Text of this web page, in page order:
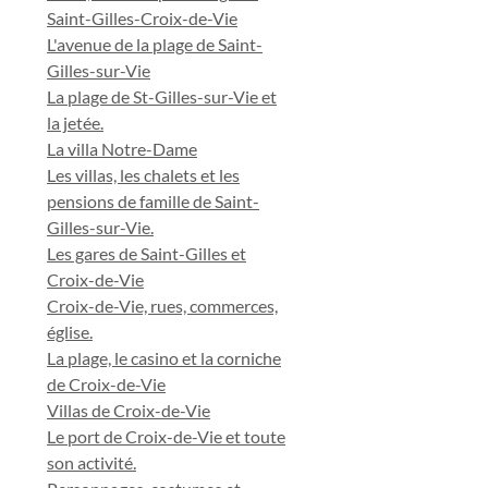
Saint-Gilles-Croix-de-Vie
L'avenue de la plage de Saint-
Gilles-sur-Vie
La plage de St-Gilles-sur-Vie et
la jetée.
La villa Notre-Dame
Les villas, les chalets et les
pensions de famille de Saint-
Gilles-sur-Vie.
Les gares de Saint-Gilles et
Croix-de-Vie
Croix-de-Vie, rues, commerces,
église.
La plage, le casino et la corniche
de Croix-de-Vie
Villas de Croix-de-Vie
Le port de Croix-de-Vie et toute
son activité.